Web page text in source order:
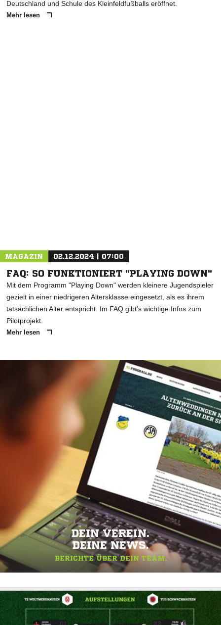
Deutschland und Schule des Kleinfeldfußballs eröffnet.
Mehr lesen
MAGAZIN 02.12.2024 | 07:00
FAQ: SO FUNKTIONIERT "PLAYING DOWN"
Mit dem Programm "Playing Down" werden kleinere Jugendspieler
gezielt in einer niedrigeren Altersklasse eingesetzt, als es ihrem
tatsächlichen Alter entspricht. Im FAQ gibt's wichtige Infos zum
Pilotprojekt.
Mehr lesen
DEIN VEREIN.
DEINE NEWS.
BERICHTE ÜBER DEIN TEAM.